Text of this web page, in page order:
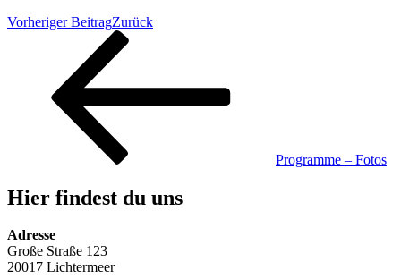
Vorheriger BeitragZurück
Programme – Fotos
Hier findest du uns
Adresse
Große Straße 123
20017 Lichtermeer